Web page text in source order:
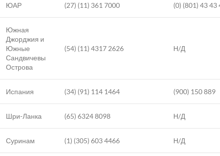
ЮАР (27) (11) 361 7000 (0) (801) 43 43
Южная
Джорджия и
Южные
Сандвичевы
Острова
(54) (11) 4317 2626 Н/Д
Испания (34) (91) 114 1464 (900) 150 889
Шри-Ланка (65) 6324 8098 Н/Д
Суринам (1) (305) 603 4466 Н/Д